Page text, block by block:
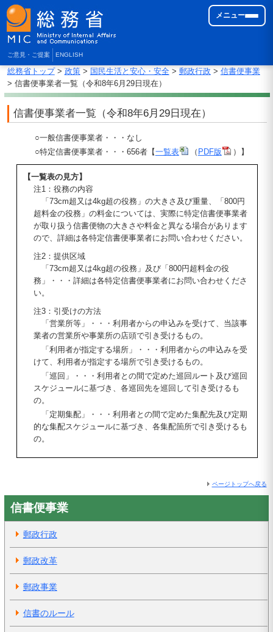
ご意見・ご提案 ENGLISH
メニュー
総務省トップ> 政策> 国民生活と安心・安全> 郵政行政 > 信書便事業
> 信書便事業者一覧（令和8年6月29日現在）
信書便事業者一覧（令和8年6月29日現在）
○一般信書便事業者・・・なし
○特定信書便事業者・・・656者【一覧表 （ PDF版 ）】
【一覧表の見方】
注1：役務の内容
「73cm超又は4kg超の役務」の大きさ及び重量、「800円
超料金の役務」の料金については、実際に特定信書便事業者
が取り扱う信書便物の大きさや料金と異なる場合があります
ので、詳細は各特定信書便事業者にお問い合わせください。
注2：提供区域
「73cm超又は4kg超の役務」及び「800円超料金の役
務」・・・詳細は各特定信書便事業者にお問い合わせくださ
い。
注3：引受けの方法
「営業所等」・・・利用者からの申込みを受けて、当該事
業者の営業所や事業所の店頭で引き受けるもの。
「利用者が指定する場所」・・・利用者からの申込みを受
けて、利用者が指定する場所で引き受けるもの。
「巡回」・・・利用者との間で定めた巡回ルート及び巡回
スケジュールに基づき、各巡回先を巡回して引き受けるも
の。
「定期集配」・・・利用者との間で定めた集配先及び定期
的な集配スケジュールに基づき、各集配箇所で引き受けるも
の。
ページトップへ戻る
信書便事業
郵政行政
郵政改革
郵政事業
信書のルール